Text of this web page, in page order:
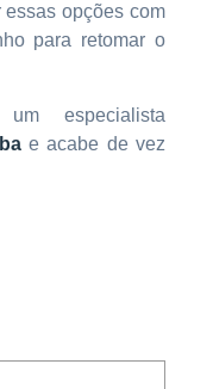
opções com
para retomar o
especialista
e acabe de vez